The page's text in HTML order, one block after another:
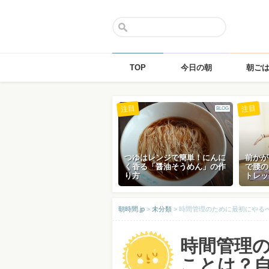
TOP 今日の朝 朝ご
BLOG
つゆはレンジで簡単！にんに
く香る「醤油そうめん」の作
り方
注目
前か
で腰
トレ
注目
朝時間.jp > 未分類 > 時間管理のために最初にやる
時間管理